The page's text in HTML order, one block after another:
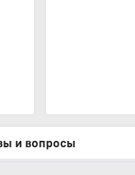
и вопросы